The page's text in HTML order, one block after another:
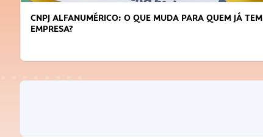
CNPJ ALFANUMÉRICO: O QUE MUDA PARA QUEM JÁ TEM
EMPRESA?